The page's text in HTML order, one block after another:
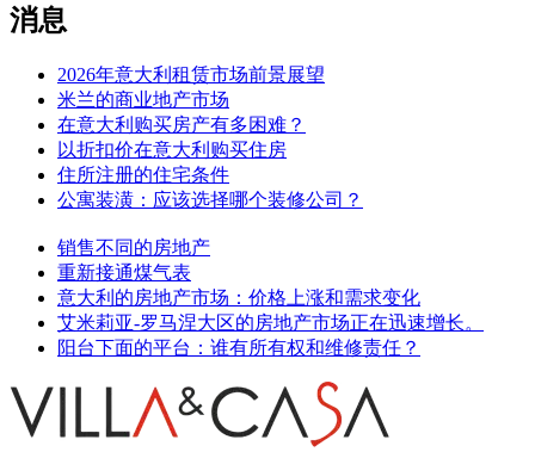
消息
2026年意大利租赁市场前景展望
米兰的商业地产市场
在意大利购买房产有多困难？
以折扣价在意大利购买住房
住所注册的住宅条件
公寓装潢：应该选择哪个装修公司？
销售不同的房地产
重新接通煤气表
意大利的房地产市场：价格上涨和需求变化
艾米莉亚-罗马涅大区的房地产市场正在迅速增长。
阳台下面的平台：谁有所有权和维修责任？